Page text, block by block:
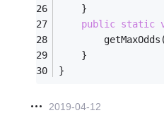
    }
public static
        getMaxOdds(
    }
}
2019-04-12